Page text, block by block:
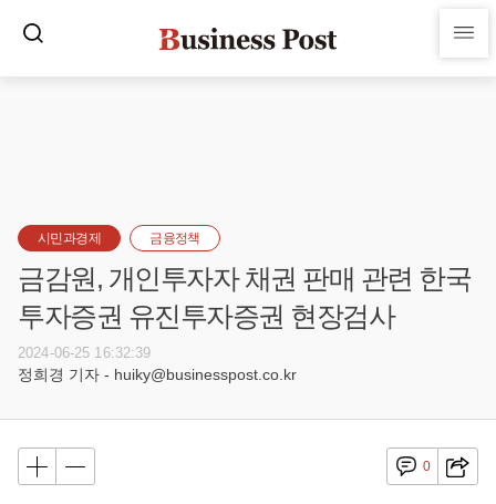
시민과경제 금융정책
금감원, 개인투자자 채권 판매 관련 한국
투자증권 유진투자증권 현장검사
2024-06-25 16:32:39
정희경 기자 - huiky@businesspost.co.kr
0